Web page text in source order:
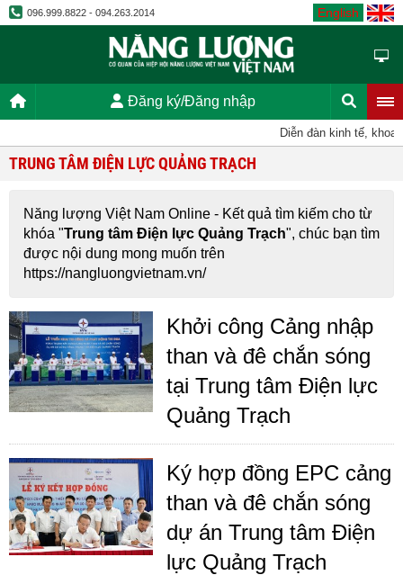
096.999.8822 - 094.263.2014 English
Đăng ký/Đăng nhập
Diễn đàn kinh tế,
TRUNG TÂM ĐIỆN LỰC QUẢNG TRẠCH
Năng lượng Việt Nam Online - Kết quả tìm kiếm cho từ
khóa "Trung tâm Điện lực Quảng Trạch", chúc bạn tìm
được nội dung mong muốn trên
https://nangluongvietnam.vn/
Khởi công Cảng nhập
than và đê chắn sóng
tại Trung tâm Điện lực
Quảng Trạch
Ký hợp đồng EPC cảng
than và đê chắn sóng
dự án Trung tâm Điện
lực Quảng Trạch